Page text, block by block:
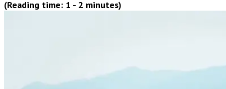
(Reading time: 1 - 2 minutes)